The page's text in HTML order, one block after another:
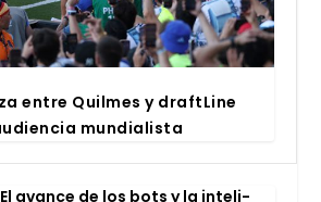
entre Quil­mes y draftLi­ne
mun­dia­lis­ta
El avan­ce de los bots y la inte­li­